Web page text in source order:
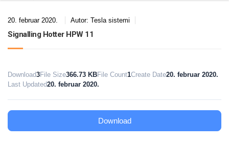
20. februar 2020. Autor: Tesla sistemi
Signalling Hotter HPW 11
Download3File Size366.73 KBFile Count1Create Date20. februar 2020.
Last Updated20. februar 2020.
Download